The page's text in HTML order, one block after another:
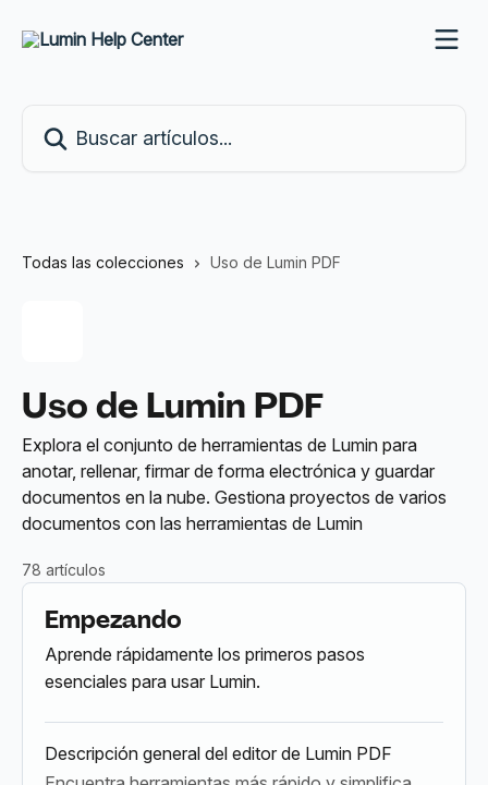
Todas las colecciones Uso de Lumin PDF
Uso de Lumin PDF
Explora el conjunto de herramientas de Lumin para
anotar, rellenar, firmar de forma electrónica y guardar
documentos en la nube. Gestiona proyectos de varios
documentos con las herramientas de Lumin
78 artículos
Empezando
Aprende rápidamente los primeros pasos
esenciales para usar Lumin.
Descripción general del editor de Lumin PDF